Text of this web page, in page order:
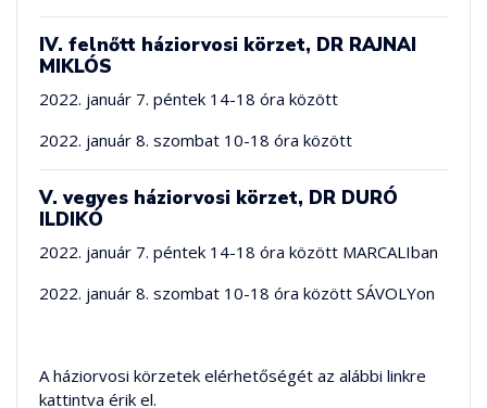
IV. felnőtt háziorvosi körzet, DR RAJNAI
MIKLÓS
2022. január 7. péntek 14-18 óra között
2022. január 8. szombat 10-18 óra között
V. vegyes háziorvosi körzet, DR DURÓ
ILDIKÓ
2022. január 7. péntek 14-18 óra között MARCALIban
2022. január 8. szombat 10-18 óra között SÁVOLYon
A háziorvosi körzetek elérhetőségét az alábbi linkre
kattintva érik el.